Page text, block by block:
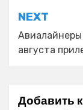
NEXT
Авиалайнеры
августа
Добавить